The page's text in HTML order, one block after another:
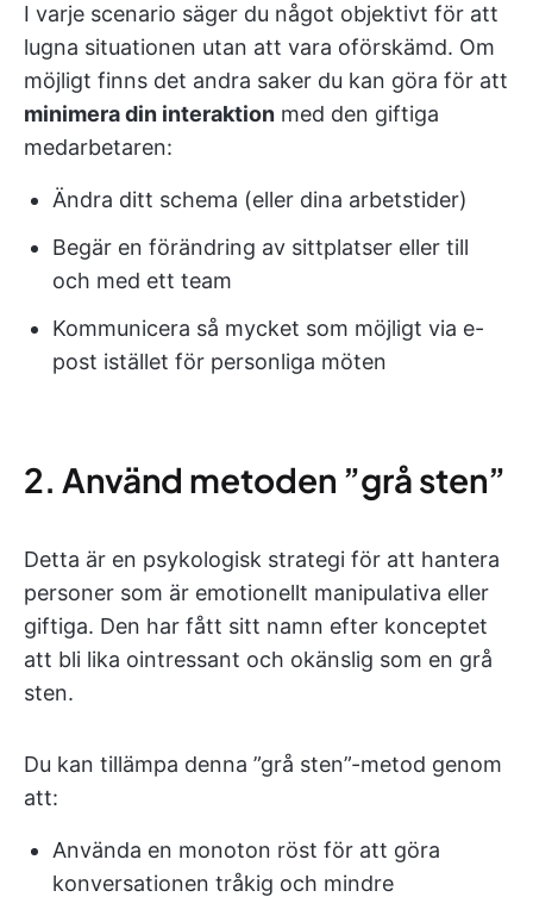
I varje scenario säger du något objektivt för att
lugna situationen utan att vara oförskämd. Om
möjligt finns det andra saker du kan göra för att
minimera din interaktion med den giftiga
medarbetaren:
Ändra ditt schema (eller dina arbetstider)
Begär en förändring av sittplatser eller till
och med ett team
Kommunicera så mycket som möjligt via e-
post istället för personliga möten
2. Använd metoden ”grå sten”
Detta är en psykologisk strategi för att hantera
personer som är emotionellt manipulativa eller
giftiga. Den har fått sitt namn efter konceptet
att bli lika ointressant och okänslig som en grå
sten.
Du kan tillämpa denna ”grå sten”-metod genom
att:
Använda en monoton röst för att göra
konversationen tråkig och mindre